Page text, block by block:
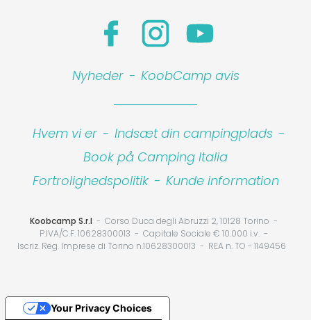
Nyheder - KoobCamp avis
Hvem vi er - Indsæt din campingplads -
Book på Camping Italia
Fortrolighedspolitik - Kunde information
Koobcamp S.r.l
Corso Duca degli Abruzzi 2, 10128 Torino
P.IVA/C.F. 10628300013
Capitale Sociale € 10.000 i.v.
Iscriz. Reg. Imprese di Torino n.10628300013
REA n. TO - 1149456
Your Privacy Choices